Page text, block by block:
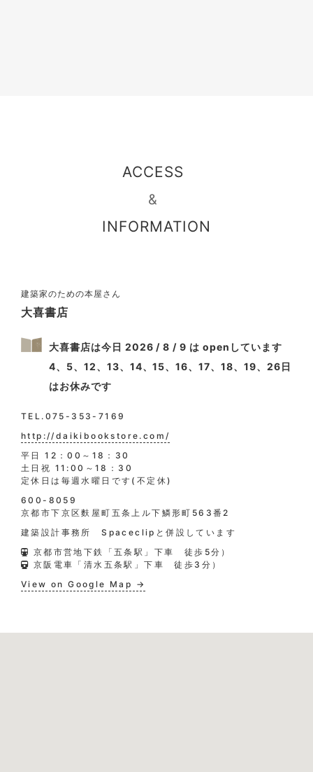
ACCESS
&
INFORMATION
建築家のための本屋さん
大喜書店
大喜書店は今日 2026 / 8 / 9 は openしています
4、5、12、13、14、15、16、17、18、19、26日
はお休みです
TEL.075-353-7169
http://daikibookstore.com/
平日 12：00～18：30
土日祝 11:00～18：30
定休日は毎週水曜日です(不定休)
600-8059
京都市下京区麩屋町五条上ル下鱗形町563番2
建築設計事務所 Spaceclipと併設しています
京都市営地下鉄「五条駅」下車 徒歩5分）
京阪電車「清水五条駅」下車 徒歩3分）
View on Google Map →